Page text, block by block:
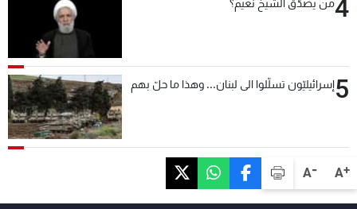
A+
A-
4من يصدّق الشيخ نعيم؟
5إسرائيليّون تسلّلوا الى لبنان... وهذا ما حلّ بهم